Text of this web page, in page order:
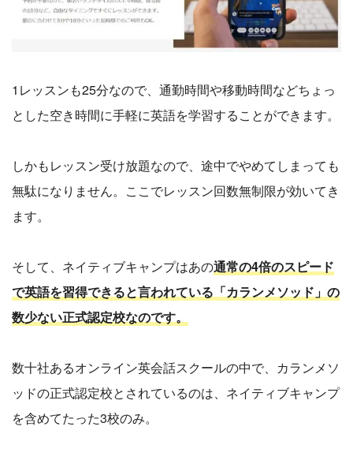
1レッスンも25分なので、通勤時間や移動時間などちょっ
とした空き時間に手軽に英語を学習することができます。
しかもレッスン受け放題なので、途中でやめてしまっても
無駄になりません。ここでレッスン回数無制限が効いてき
ます。
そして、ネイティブキャンプはあの通常の4倍のスピード
で英語を習得できると言われている「カランメソッド」の
数少ない正式認定校なのです。
数十社あるオンライン英会話スクールの中で、カランメソ
ッドの正式認定校とされているのは、ネイティブキャンプ
を含めてたった3校のみ。